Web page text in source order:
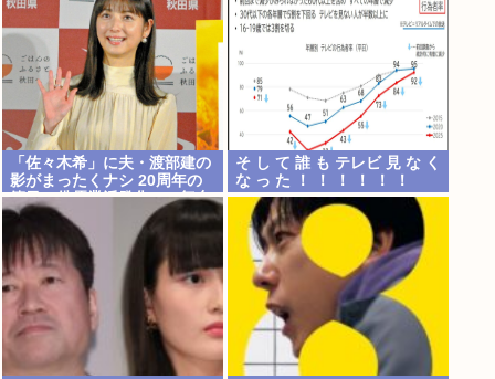
「佐々木希」に夫・渡部建の
影がまったくナシ 20周年の
節目に俳優業活発化への舞台
裏
そ し て 誰 も テレビ 見 な く
な っ た ！ ！ ！ ！ ！ ！